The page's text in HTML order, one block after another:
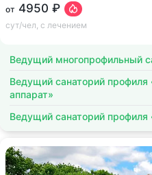
от 4950 ₽
сут/чел, с лечением
Ведущий многопрофильный
Ведущий санаторий профиля
аппарат»
Ведущий санаторий профиля